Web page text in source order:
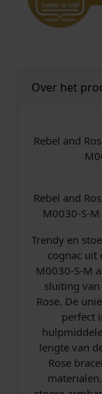
Over het
Rebel and
Rebel and
M0030-S-
Trendy en
cognac uit
M0030-S-M
sluiting
Rose. De
perfect
lengte van
Rose